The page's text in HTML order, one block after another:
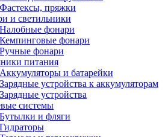
Фастексы, пряжки
и светильники
Налобные фонари
Кемпинговые фонари
Ручные фонари
питания
Аккумуляторы и батарейки
Зарядные устройства к аккумуляторам
Зарядные устройства
системы
Бутылки и фляги
Гидраторы